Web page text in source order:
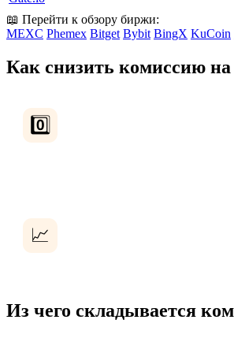
📖 Перейти к обзору биржи:
MEXC Phemex Bitget Bybit BingX KuCoin
Как снизить комиссию
0️⃣
📈
Из чего складывается